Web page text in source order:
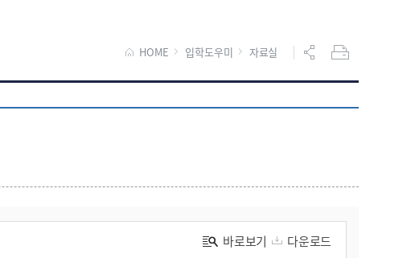
HOME 입학도우미 자료실
바로보기 다운로드